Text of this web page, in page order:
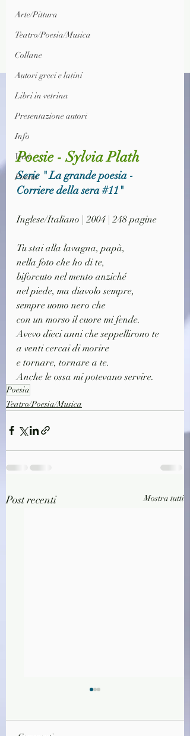
Arte/Pittura
Teatro/Poesia/Musica
Collane
Autori greci e latini
Libri in vetrina
Presentazione autori
Info
Vari
Poesia
Poesie - Sylvia Plath
Serie " La grande poesia -
Corriere della sera #11"
Inglese/Italiano | 2004 | 248 pagine
Tu stai alla lavagna, papà,
nella foto che ho di te,
biforcuto nel mento anziché
nel piede, ma diavolo sempre,
sempre uomo nero che
con un morso il cuore mi fende.
Avevo dieci anni che seppellirono te
a venti cercai di morire
e tornare, tornare a te.
Anche le ossa mi potevano servire.
Poesia
Teatro/Poesia/Musica
Post recenti Mostra tutti